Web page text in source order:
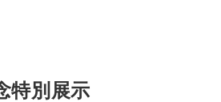
特別展示